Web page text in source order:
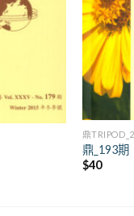
鼎
鼎_193期
$40